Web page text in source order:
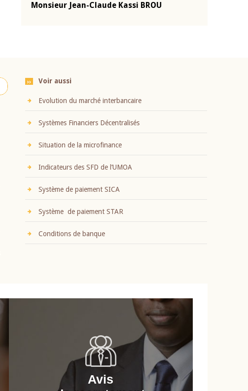
Monsieur Jean-Claude Kassi BROU
Voir aussi
Evolution du marché interbancaire
Systèmes Financiers Décentralisés
Situation de la microfinance
Indicateurs des SFD de l’UMOA
Système de paiement SICA
Système de paiement STAR
Conditions de banque
Avis